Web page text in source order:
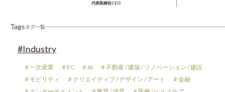
代表取締役CEO
Tagsタグ一覧
#Industry
＃一次産業 ＃EC ＃AI
＃不動産 / 建築 / リノベーション / 建設
＃モビリティ
＃クリエイティブ / デザイン / アート
＃金融